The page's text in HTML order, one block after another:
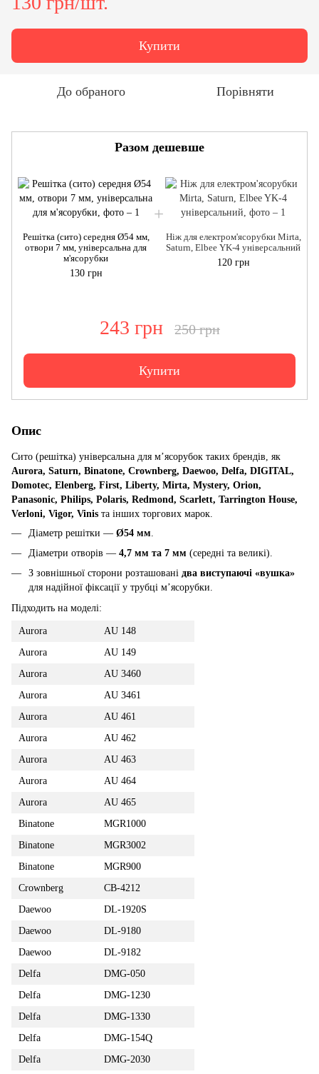
Купити
До обраного Порівняти
Разом дешевше
Решітка (сито) середня Ø54 мм,
отвори 7 мм, універсальна для
м'ясорубки
130 грн
Ніж для електром'ясорубки Mirta,
Saturn, Elbee YK-4 універсальний
120 грн
243 грн 250 грн
Купити
Опис
Сито (решітка) універсальна для м’ясорубок таких брендів, як
Aurora, Saturn, Binatone, Crownberg, Daewoo, Delfa, DIGITAL,
Domotec, Elenberg, First, Liberty, Mirta, Mystery, Orion,
Panasonic, Philips, Polaris, Redmond, Scarlett, Tarrington House,
Verloni, Vigor, Vinis та інших торгових марок.
Діаметр решітки — Ø54 мм
Діаметри отворів — 4,7 мм та 7 мм (середні та великі).
З зовнішньої сторони розташовані два виступаючі «вушка»
для надійної фіксації у трубці м’ясорубки.
Підходить на моделі:
Aurora
AU 148
Aurora
AU 149
Aurora
AU 3460
Aurora
AU 3461
Aurora
AU 461
Aurora
AU 462
Aurora
AU 463
Aurora
AU 464
Aurora
AU 465
Binatone
MGR1000
Binatone
MGR3002
Binatone
MGR900
Crownberg
CB-4212
Daewoo
DL-1920S
Daewoo
DL-9180
Daewoo
DL-9182
Delfa
DMG-050
Delfa
DMG-1230
Delfa
DMG-1330
Delfa
DMG-154Q
Delfa
DMG-2030